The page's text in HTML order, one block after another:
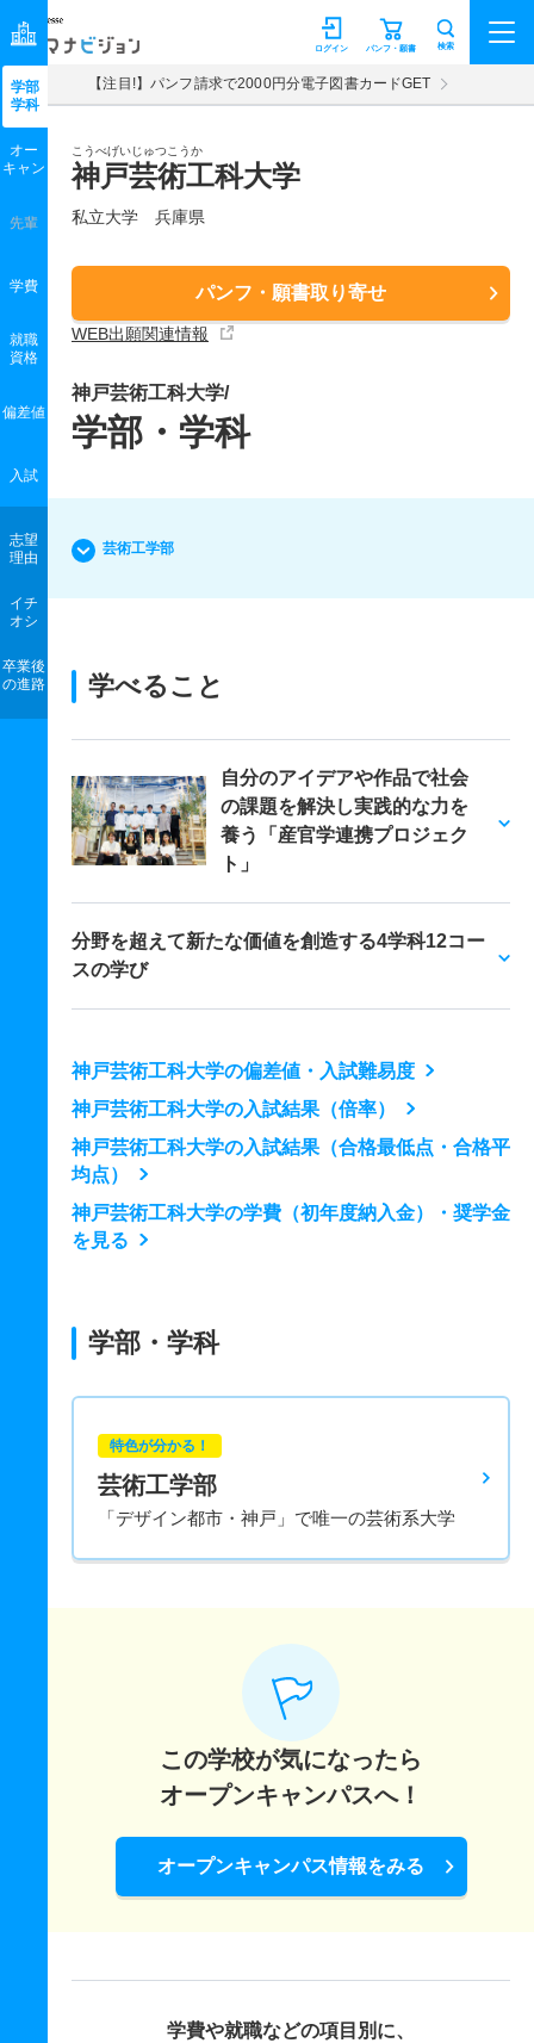
マナビジョン パンフ・願書
ログイン 検索
【注目!】パンフ請求で2000円分電子図書カードGET
こうべげいじゅつこうか
神戸芸術工科大学
私立大学 兵庫県
パンフ・願書取り寄せ
WEB出願関連情報
学部
学科
オー
キャン
先輩
学費
就職
資格
偏差値
入試
志望
理由
イチ
オシ
卒業後
の進路
神戸芸術工科大学/
学部・学科
芸術工学部
学べること
自分のアイデアや作品で社会
の課題を解決し実践的な力を
養う「産官学連携プロジェク
ト」
分野を超えて新たな価値を創造する4学科12コー
スの学び
神戸芸術工科大学の偏差値・入試難易度
神戸芸術工科大学の入試結果（倍率）
神戸芸術工科大学の入試結果（合格最低点・合格平
均点）
神戸芸術工科大学の学費（初年度納入金）・奨学金
を見る
学部・学科
特色が分かる！
芸術工学部
「デザイン都市・神戸」で唯一の芸術系大学
この学校が気になったら
オープンキャンパスへ！
オープンキャンパス情報をみる
学費や就職などの項目別に、